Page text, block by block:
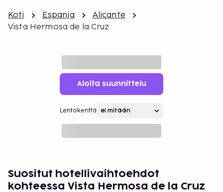
Koti Espanja
Alicante
Vista Hermosa de la Cruz
Aloita suunnittelu
Lentokenttä
Suositut hotellivaihtoehdot
kohteessa Vista Hermosa de la Cruz